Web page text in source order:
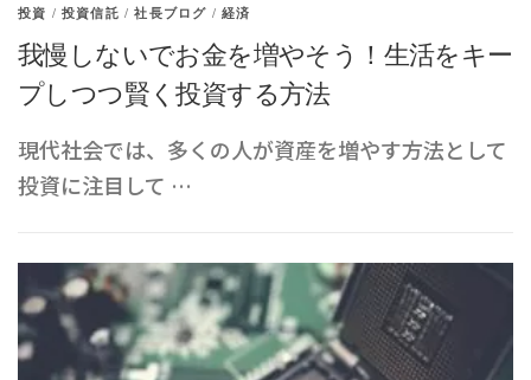
投資 /投資信託 /社長ブログ /経済
我慢しないでお金を増やそう！生活をキー
プしつつ賢く投資する方法
現代社会では、多くの人が資産を増やす方法として
投資に注目して …